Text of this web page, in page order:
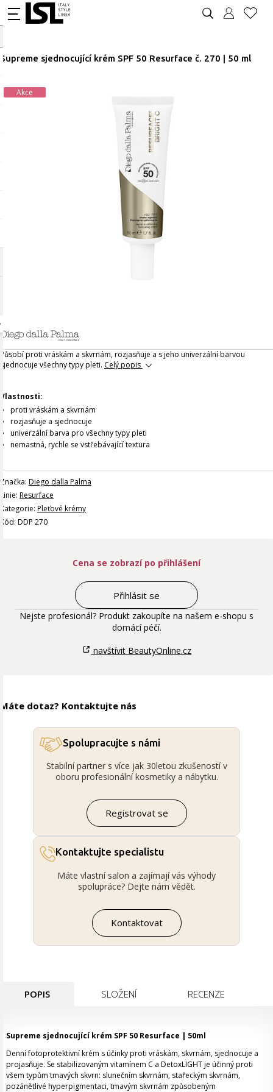
Supreme sjednocující krém SPF 50 Resurface č. 270 | 50 ml
Akce
Působí proti vráskám a skvrnám, rozjasňuje a s jeho univerzální barvou
sjednocuje všechny typy pleti. Celý popis
Vlastnosti:
proti vráskám a skvrnám
rozjasňuje a sjednocuje
univerzální barva pro všechny typy pleti
nemastná, rychle se vstřebávající textura
Značka: Diego dalla Palma
Linie: Resurface
Kategorie: Pleťové krémy
Kód: DDP 270
Cena se zobrazí po přihlášení
Přihlásit se
Nejste profesionál? Produkt zakoupíte na našem e-shopu s
domácí péčí.
navštívit BeautyOnline.cz
Máte dotaz? Kontaktujte nás
Spolupracujte s námi
Stabilní partner s více jak 30letou zkušeností v
oboru profesionální kosmetiky a nábytku.
Registrovat se
Kontaktujte specialistu
Máte vlastní salon a zajímají vás výhody
spolupráce? Dejte nám vědět.
Kontaktovat
POPIS SLOŽENÍ RECENZE
Supreme sjednocující krém SPF 50 Resurface | 50ml
Denní fotoprotektivní krém s účinky proti vráskám, skvrnám, sjednocuje a
projasňuje. Se stabilizovaným vitamínem C a DetoxLIGHT je účinný proti
všem typům tmavých skvrn: slunečním skvrnám, stařeckým skvrnám,
pozánětlivé hyperpigmentaci, tmavým skvrnám způsobeným